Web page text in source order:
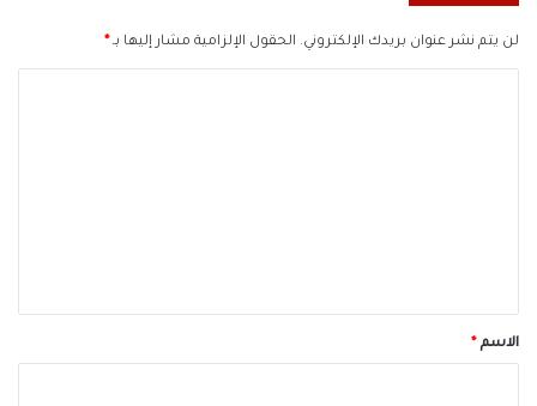
لن يتم نشر عنوان بريدك الإلكتروني. الحقول الإلزامية مشار إليها بـ*
*الاسم*